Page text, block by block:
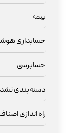
بیمه
حسابداری
حسابرسی
دسته‌بندی
راه اندازی اصناف